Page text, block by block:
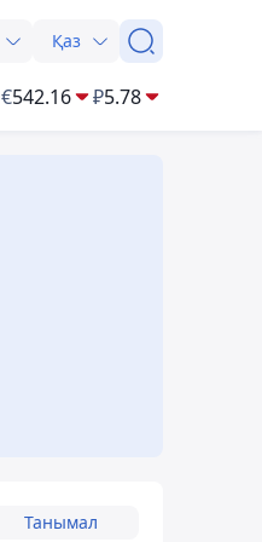
Қаз
€542.16 ₽5.78
Танымал